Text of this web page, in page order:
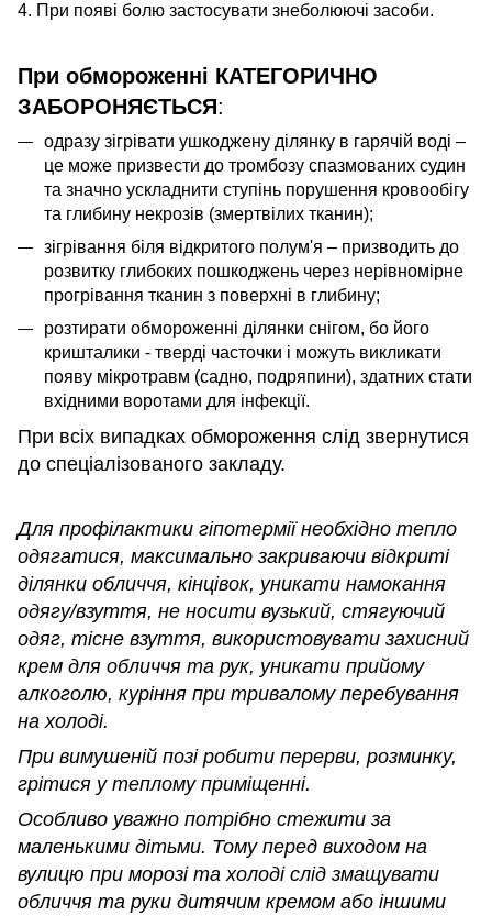
4. При появі болю застосувати знеболюючі засоби.
При обмороженні КАТЕГОРИЧНО
ЗАБОРОНЯЄТЬСЯ:
одразу зігрівати ушкоджену ділянку в гарячій воді –
це може призвести до тромбозу спазмованих судин
та значно ускладнити ступінь порушення кровообігу
та глибину некрозів (змертвілих тканин);
зігрівання біля відкритого полум'я – призводить до
розвитку глибоких пошкоджень через нерівномірне
прогрівання тканин з поверхні в глибину;
розтирати обмороженні ділянки снігом, бо його
кришталики - тверді часточки і можуть викликати
появу мікротравм (садно, подряпини), здатних стати
вхідними воротами для інфекції.
При всіх випадках обмороження слід звернутися
до спеціалізованого закладу.
Для профілактики гіпотермії необхідно тепло
одягатися, максимально закриваючи відкриті
ділянки обличчя, кінцівок, уникати намокання
одягу/взуття, не носити вузький, стягуючий
одяг, тісне взуття, використовувати захисний
крем для обличчя та рук, уникати прийому
алкоголю, куріння при тривалому перебування
на холоді.
При вимушеній позі робити перерви, розминку,
грітися у теплому приміщенні.
Особливо уважно потрібно стежити за
маленькими дітьми. Тому перед виходом на
вулицю при морозі та холоді слід змащувати
обличчя та руки дитячим кремом або іншими